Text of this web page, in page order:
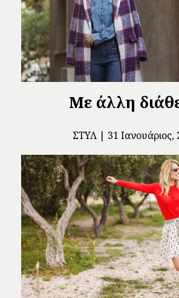
Με άλλη
ΣΤΥΛ 31 Ιανουάριος,